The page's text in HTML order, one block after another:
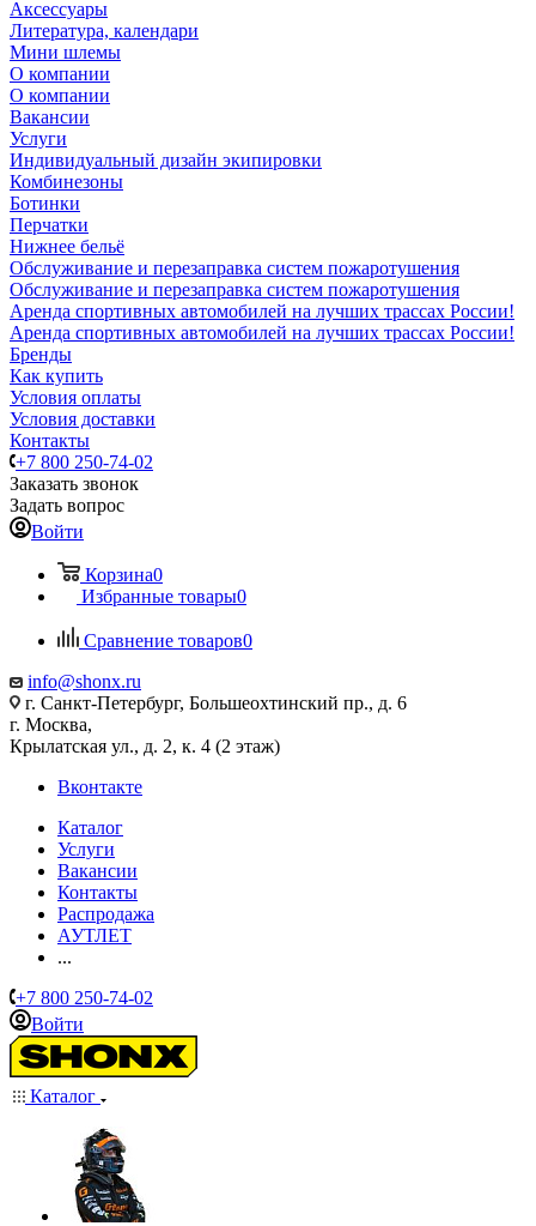
Аксессуары
Литература, календари
Мини шлемы
О компании
О компании
Вакансии
Услуги
Индивидуальный дизайн экипировки
Комбинезоны
Ботинки
Перчатки
Нижнее бельё
Обслуживание и перезаправка систем пожаротушения
Обслуживание и перезаправка систем пожаротушения
Аренда спортивных автомобилей на лучших трассах России!
Аренда спортивных автомобилей на лучших трассах России!
Бренды
Как купить
Условия оплаты
Условия доставки
Контакты
+7 800 250-74-02
Заказать звонок
Задать вопрос
Войти
Корзина0
Избранные товары0
Сравнение товаров0
info@shonx.ru
г. Санкт-Петербург, Большеохтинский пр., д. 6
г. Москва,
Крылатская ул., д. 2, к. 4 (2 этаж)
Вконтакте
Каталог
Услуги
Вакансии
Контакты
Распродажа
АУТЛЕТ
...
+7 800 250-74-02
Войти
Каталог